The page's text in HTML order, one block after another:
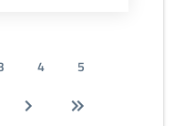
4
5